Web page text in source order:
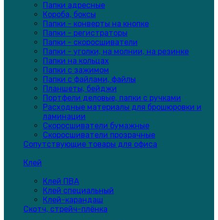
Папки адресные
Короба, боксы
Папки - конверты на кнопке
Папки - регистраторы
Папки - скоросшиватели
Папки - уголки, на молнии, на резинке
Папки на кольцах
Папки с зажимом
Папки с файлами, файлы
Планшеты, бейджи
Портфели деловые, папки с ручками
Расходные материалы для брошюровки и
ламинации
Скоросшиватели бумажные
Скоросшиватели прозрачные
Сопутствующие товары для офиса
Клей
Клей ПВА
Клей специальный
Клей-карандаш
Скотч, стрейч-плёнка